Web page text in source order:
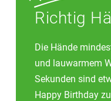
Richtig
Die Hände
und lauwarmem
Sekunden sind
Happy Birthday